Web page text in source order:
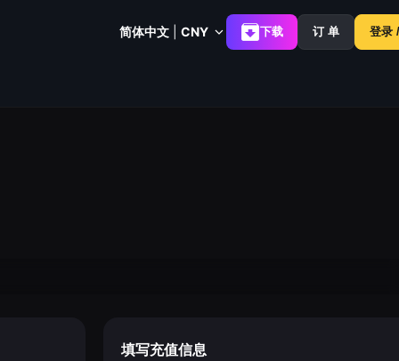
简体中文 CNY 下载 订 单 登录
填写充值信息